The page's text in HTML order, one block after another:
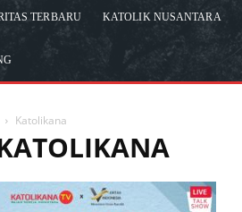
TERBARU KATOLIK NUSANTARA
Katolikana